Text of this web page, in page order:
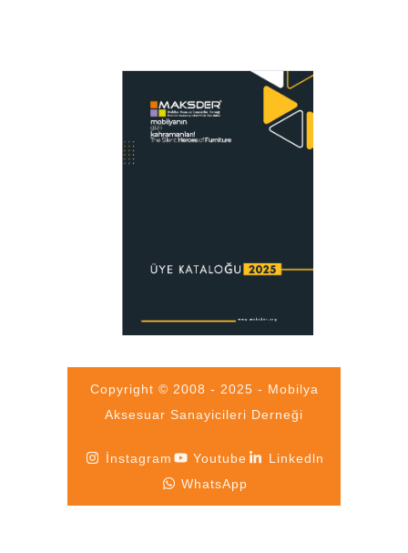
Copyright © 2008 - 2025 - Mobilya
Aksesuar Sanayicileri Derneği
İnstagram Youtube
Linkedln
WhatsApp